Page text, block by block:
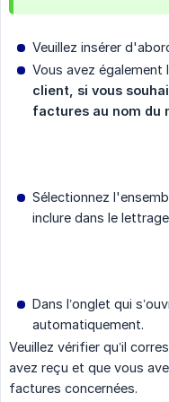
Veuillez insérer
Vous avez
client, si vous
factures au nom du
Sélectionnez
inclure dans le
Dans l’onglet qui
automatiquement.
Veuillez vérifier qu’il
avez reçu et que vous
factures concernées.